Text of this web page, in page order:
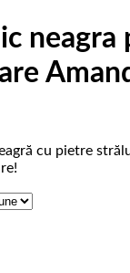
neagra
cu pietre